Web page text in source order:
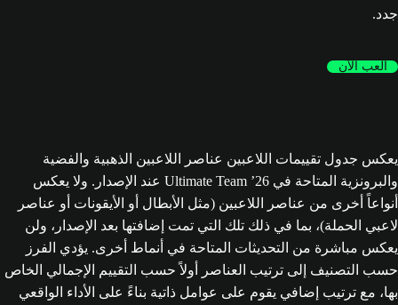
جدد.
العب الآن
يعكس جدول تقييمات اللاعبين عناصر اللاعبين الذهبية والفضية
والبرونزية المتاحة في Ultimate Team ’26 عند الإصدار. ولا يعكس
أنواعاً أخرى من عناصر اللاعبين (مثل الأبطال أو الأيقونات أو عناصر
لاعبي الحملة)، بما في ذلك تلك التي تمت إضافتها بعد الإصدار، ولن
يعكس مباشرة من التحديثات المتاحة في أنماط أخرى. يؤدي الفرز
حسب التصنيف إلى ترتيب العناصر أولاً حسب التقييم الإجمالي الخاص
بها، مع ترتيب إضافي يقوم على عوامل ذاتية بناءً على الأداء الواقعي